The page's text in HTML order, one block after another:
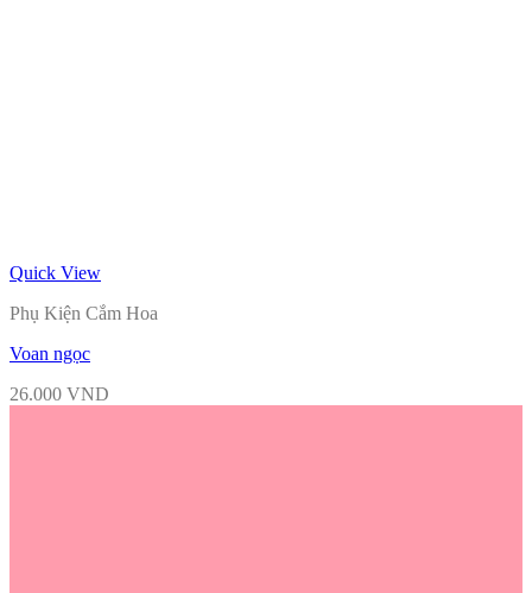
Quick View
Phụ Kiện Cắm Hoa
Voan ngọc
26.000 VND